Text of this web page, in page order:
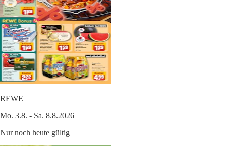
REWE
Mo. 3.8. - Sa. 8.8.2026
Nur noch heute gültig